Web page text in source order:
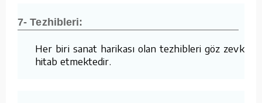
7- Tezhibleri:
Her biri sanat harikası olan tezhibleri göz zevkine
hitab etmektedir.